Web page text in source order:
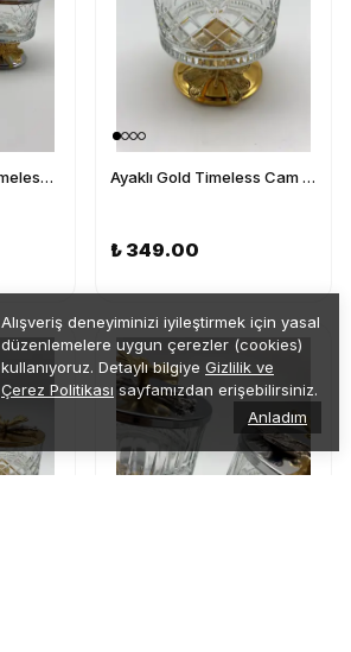
Alışveriş deneyiminizi iyileştirmek için yasal
düzenlemelere uygun çerezler (cookies)
kullanıyoruz. Detaylı bilgiye Gizlilik ve
Çerez Politikasısayfamızdan erişebilirsiniz.
Anladım
2'li Ayaklı Gümüş Timeless Cam Magnolia Kasesi, Kelebek Kapaklı Dondurmalık, Şekerlik, Çerezlik Ayaklı Gold Timeless Cam Magnolia Kasesi, Kelebek Kapaklı Dondurmalık, Şekerlik, Çerezlik
₺ 349.00